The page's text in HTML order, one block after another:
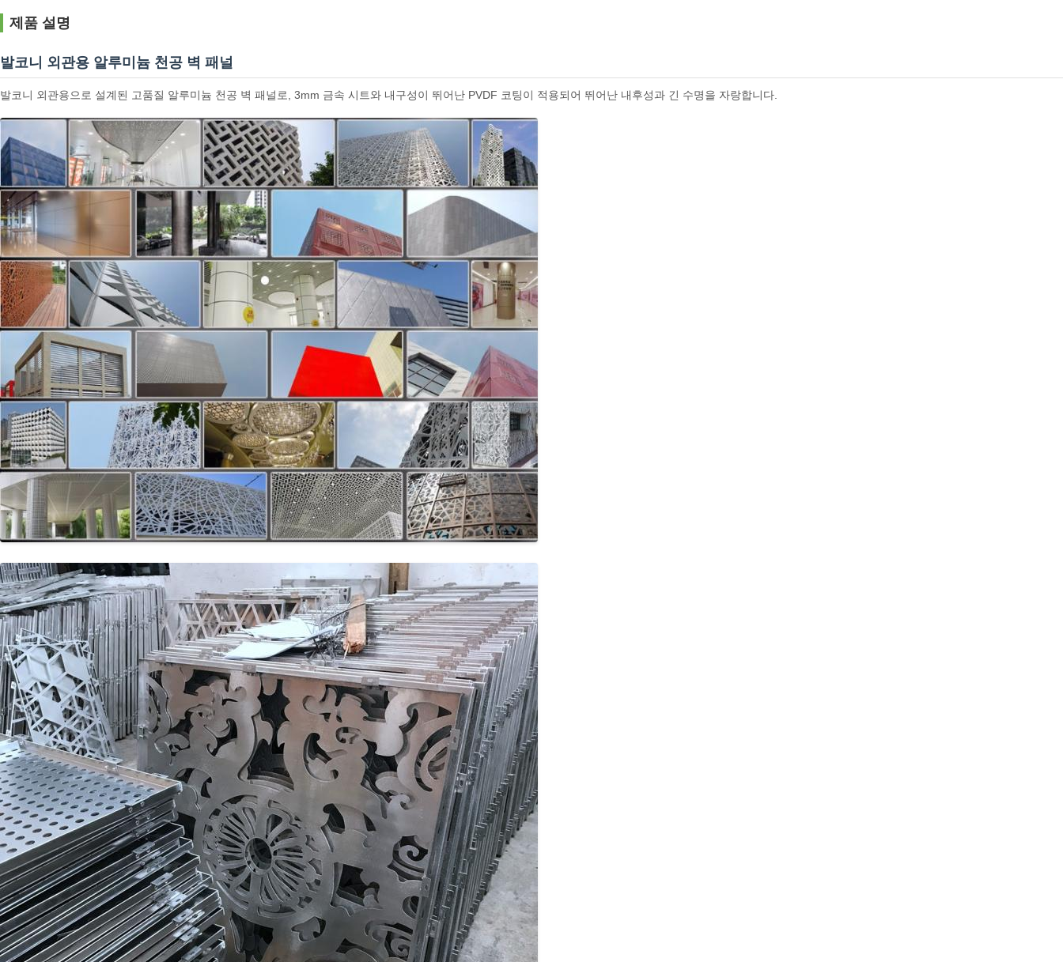
제품 설명
발코니 외관용 알루미늄 천공 벽 패널
발코니 외관용으로 설계된 고품질 알루미늄 천공 벽 패널로, 3mm 금속 시트와 내구성이 뛰어난 PVDF 코팅이 적용되어 뛰어난 내후성과 긴 수명을 자랑합니다.